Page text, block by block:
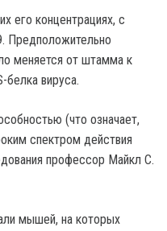
его концентрациях, с
Предположительно
меняется от штамма к
белка вируса.
(что означает,
спектром действия
профессор Майкл С.
мышей, на которых